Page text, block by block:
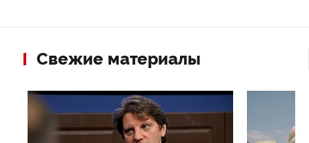
Свежие материалы